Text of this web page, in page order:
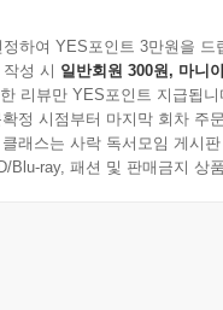
하여 YES포인트 3만원을 드
성 시 일반회원 300원, 마니
리뷰만 YES포인트 지급됩니
정 시점부터 마지막 회차 주
래스는 사락 독서모임 게시
Blu-ray, 패션 및 판매금지 상